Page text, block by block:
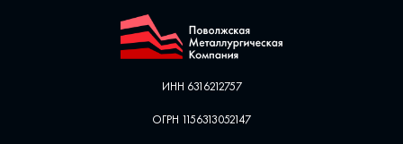
ИНН 6316212757
ОГРН 1156313052147